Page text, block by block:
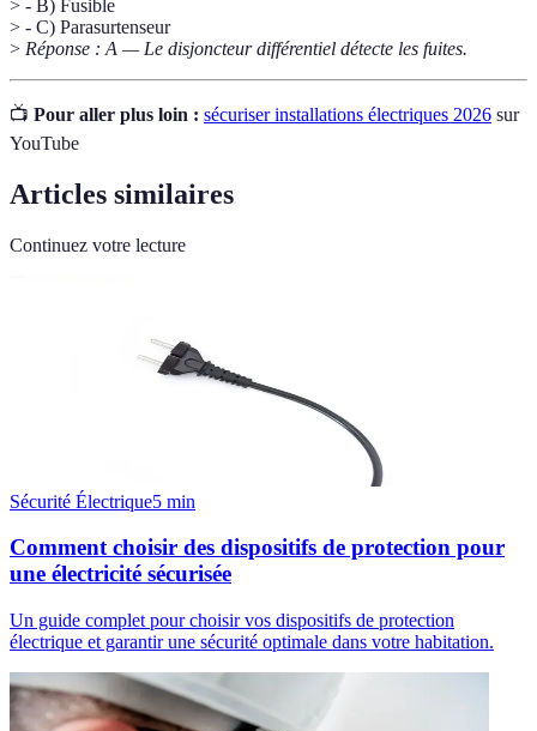
> - B) Fusible
> - C) Parasurtenseur
> Réponse : A — Le disjoncteur différentiel détecte les fuites.
📺 Pour aller plus loin : sécuriser installations électriques 2026 sur
YouTube
Articles similaires
Continuez votre lecture
Sécurité Électrique5 min
Comment choisir des dispositifs de protection pour
une électricité sécurisée
Un guide complet pour choisir vos dispositifs de protection
électrique et garantir une sécurité optimale dans votre habitation.